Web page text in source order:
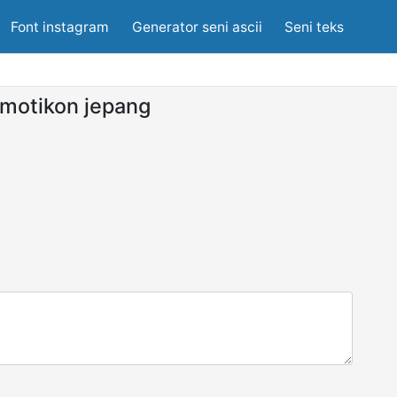
Font instagram Generator seni ascii Seni teks
jepang